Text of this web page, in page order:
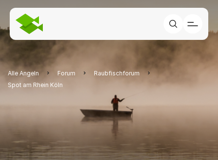
Alle Angeln Forum
Raubfischforum
Spot am Rhein Köln